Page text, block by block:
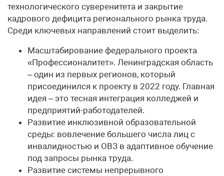
технологического суверенитета и закрытие
кадрового дефицита регионального рынка труда.
Среди ключевых направлений стоит выделить:
Масштабирование федерального проекта
«Профессионалитет». Ленинградская область
– один из первых регионов, который
присоединился к проекту в 2022 году. Главная
идея – это тесная интеграция колледжей и
предприятий-работодателей.
Развитие инклюзивной образовательной
среды: вовлечение большего числа лиц с
инвалидностью и ОВЗ в адаптивное обучение
под запросы рынка труда.
Развитие системы непрерывного